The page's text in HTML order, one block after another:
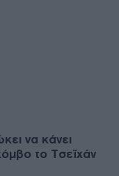
να κάνει
το Τσεϊχάν